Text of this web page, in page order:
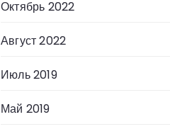
Октябрь 2022
Август 2022
Июль 2019
Май 2019